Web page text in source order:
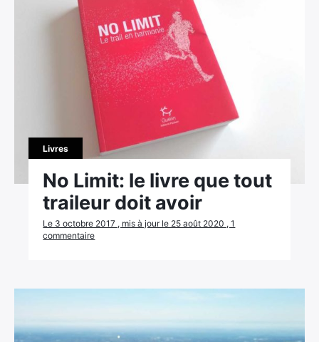
Livres
No Limit: le livre que tout
traileur doit avoir
Le 3 octobre 2017 , mis à jour le 25 août 2020 , 1
commentaire